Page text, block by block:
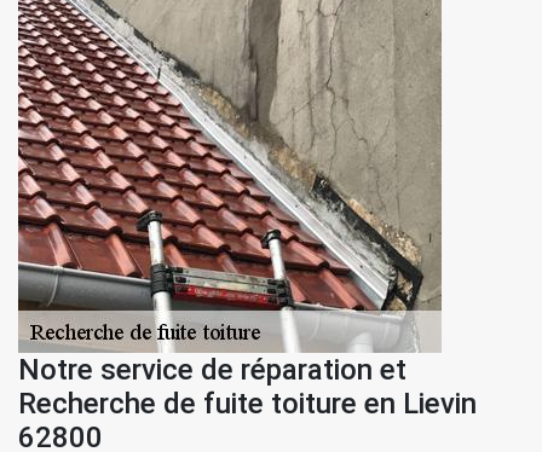
Notre service de réparation et
Recherche de fuite toiture en Lievin
62800